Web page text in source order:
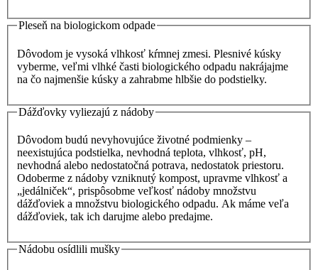
Pleseň na biologickom odpade
Dôvodom je vysoká vlhkosť kŕmnej zmesi. Plesnivé kúsky
vyberme, veľmi vlhké časti biologického odpadu nakrájajme
na čo najmenšie kúsky a zahrabme hlbšie do podstielky.
Dážďovky vyliezajú z nádoby
Dôvodom budú nevyhovujúce životné podmienky –
neexistujúca podstielka, nevhodná teplota, vlhkosť, pH,
nevhodná alebo nedostatočná potrava, nedostatok priestoru.
Odoberme z nádoby vzniknutý kompost, upravme vlhkosť a
„jedálniček“, prispôsobme veľkosť nádoby množstvu
dážďoviek a množstvu biologického odpadu. Ak máme veľa
dážďoviek, tak ich darujme alebo predajme.
Nádobu osídlili mušky